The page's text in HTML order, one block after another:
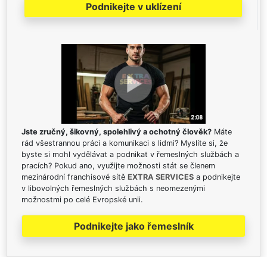
Podnikejte v uklízení
Jste zručný, šikovný, spolehlivý a ochotný člověk? Máte
rád všestrannou práci a komunikaci s lidmi? Myslíte si, že
byste si mohl vydělávat a podnikat v řemeslných službách a
pracích? Pokud ano, využijte možnosti stát se členem
mezinárodní franchisové sítě EXTRA SERVICES a podnikejte
v libovolných řemeslných službách s neomezenými
možnostmi po celé Evropské unii.
Podnikejte jako řemeslník